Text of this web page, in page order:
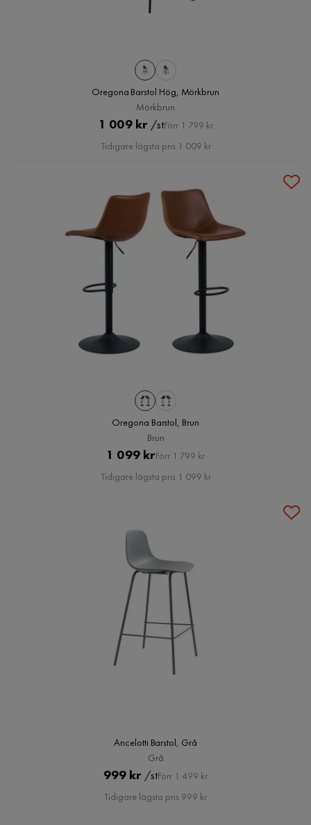
Oregona Barstol Hög, Mörkbrun
Mörkbrun
Pris
1 009 kr /st
Original
Pris
Förr 1 799 kr
Tidigare lägsta pris 1 009 kr
Oregona Barstol, Brun
Brun
Pris
1 099 krOriginal
Pris
Förr 1 799 kr
Tidigare lägsta pris 1 099 kr
Ancelotti Barstol, Grå
Grå
Pris
999 kr /stOriginal
Pris
Förr 1 499 kr
Tidigare lägsta pris 999 kr